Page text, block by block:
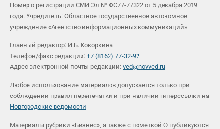
Номер о регистрации СМИ Эл № ФС77-77322 от 5 декабря 2019
года. Учредитель: Областное государственное автономное
учреждение «Агентство информационных коммуникаций»
Главный редактор: И.Б. Кокоркина
Телефон/факс редакции: +7 (8162) 77-32-92
Адрес электронной почты редакции: ved@novved.ru
Любое использование материалов допускается только при
соблюдении правил перепечатки и при наличии гиперссылки на
Новгородские ведомости
Материалы рубрики «Бизнес», а также с пометкой ® публикуются